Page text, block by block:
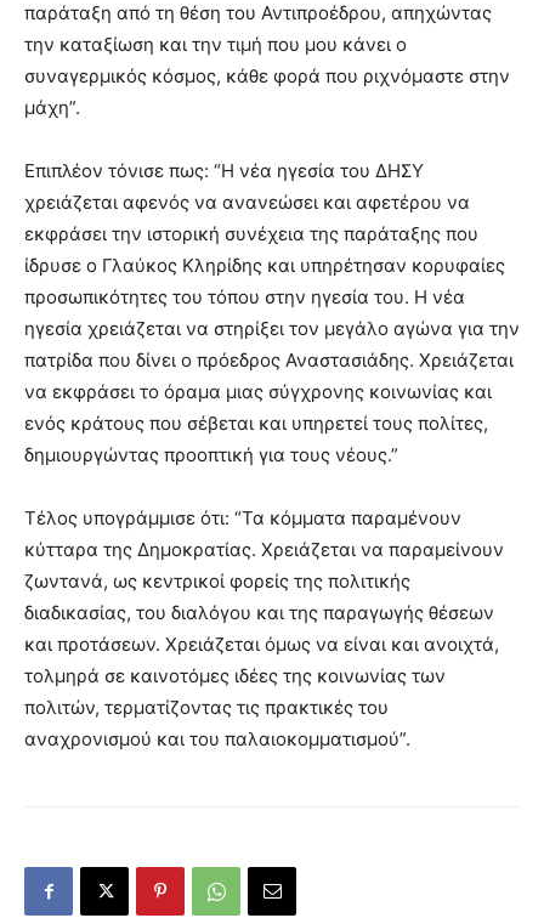
παράταξη από τη θέση του Αντιπροέδρου, απηχώντας
την καταξίωση και την τιμή που μου κάνει ο
συναγερμικός κόσμος, κάθε φορά που ριχνόμαστε στην
μάχη”.
Επιπλέον τόνισε πως: “Η νέα ηγεσία του ΔΗΣΥ
χρειάζεται αφενός να ανανεώσει και αφετέρου να
εκφράσει την ιστορική συνέχεια της παράταξης που
ίδρυσε ο Γλαύκος Κληρίδης και υπηρέτησαν κορυφαίες
προσωπικότητες του τόπου στην ηγεσία του. Η νέα
ηγεσία χρειάζεται να στηρίξει τον μεγάλο αγώνα για την
πατρίδα που δίνει ο πρόεδρος Αναστασιάδης. Χρειάζεται
να εκφράσει το όραμα μιας σύγχρονης κοινωνίας και
ενός κράτους που σέβεται και υπηρετεί τους πολίτες,
δημιουργώντας προοπτική για τους νέους.”
Τέλος υπογράμμισε ότι: “Τα κόμματα παραμένουν
κύτταρα της Δημοκρατίας. Χρειάζεται να παραμείνουν
ζωντανά, ως κεντρικοί φορείς της πολιτικής
διαδικασίας, του διαλόγου και της παραγωγής θέσεων
και προτάσεων. Χρειάζεται όμως να είναι και ανοιχτά,
τολμηρά σε καινοτόμες ιδέες της κοινωνίας των
πολιτών, τερματίζοντας τις πρακτικές του
αναχρονισμού και του παλαιοκομματισμού”.